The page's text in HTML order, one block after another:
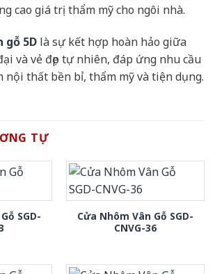
cao giá trị thẩm mỹ cho ngôi nhà.
gỗ 5D là sự kết hợp hoàn hảo giữa
và vẻ đẹp tự nhiên, đáp ứng nhu cầu
nội thất bền bỉ, thẩm mỹ và tiện dụng.
TỰ
SGD-
Cửa Nhôm Vân Gỗ SGD-
CNVG-36